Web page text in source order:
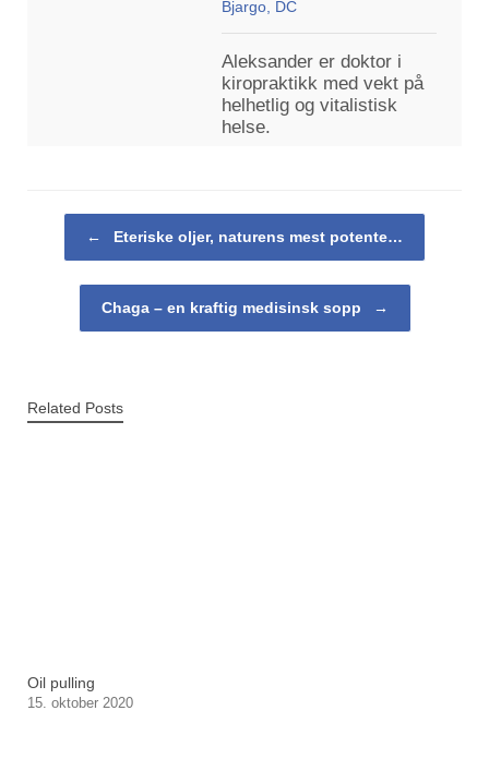
Bjargo, DC
Aleksander er doktor i
kiropraktikk med vekt på
helhetlig og vitalistisk
helse.
← Eteriske oljer, naturens mest potente…
Chaga – en kraftig medisinsk sopp →
Related Posts
Oil pulling
15. oktober 2020